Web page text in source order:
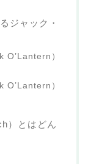
ジャック・
O’Lantern）
O’Lantern）
）とはどん